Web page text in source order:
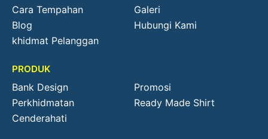
Cara Tempahan
Galeri
Blog
Hubungi Kami
khidmat Pelanggan
PRODUK
Bank Design
Promosi
Perkhidmatan
Ready Made Shirt
Cenderahati